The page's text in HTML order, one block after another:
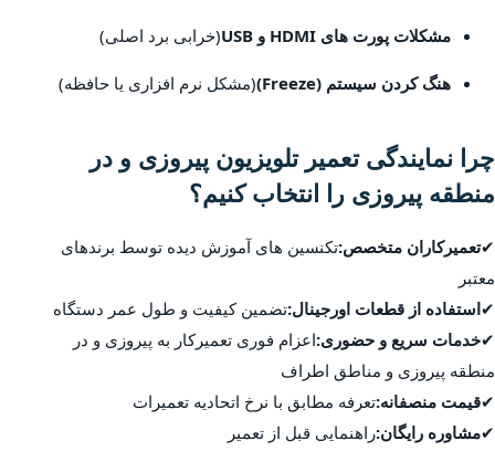
مشکلات پورت های HDMI و USB (خرابی برد اصلی)
هنگ کردن سیستم (Freeze) (مشکل نرم افزاری یا حافظه)
چرا نمایندگی تعمیر تلویزیون پیروزی و در
منطقه پیروزی را انتخاب کنیم؟
✔تعمیرکاران متخصص:تکنسین های آموزش دیده توسط برندهای
معتبر
✔استفاده از قطعات اورجینال:تضمین کیفیت و طول عمر دستگاه
✔خدمات سریع و حضوری:اعزام فوری تعمیرکار به پیروزی و در
منطقه پیروزی و مناطق اطراف
✔قیمت منصفانه:تعرفه مطابق با نرخ اتحادیه تعمیرات
✔مشاوره رایگان:راهنمایی قبل از تعمیر